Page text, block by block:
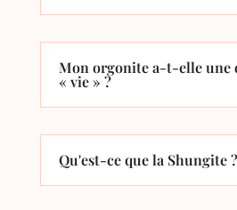
Mon orgonite a-t-elle une
« vie » ?
Qu'est-ce que la Shungite ?